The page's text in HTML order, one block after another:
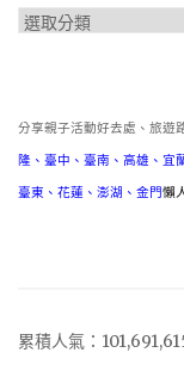
分
分享親子活動好去處、旅遊
隆 、 臺中 、 臺南 、 高雄 、 宜
臺東 、 花蓮 、 澎湖 、 金門懶
累積人氣：